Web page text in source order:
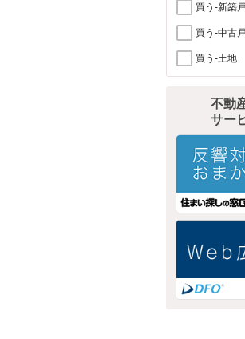
買う-新築
買う-中古
買う-土地
不動
サー